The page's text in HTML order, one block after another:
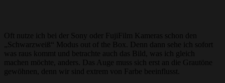
Oft nutze ich bei der Sony oder FujiFilm Kameras schon den
„Schwarzweiß“ Modus out of the Box. Denn dann sehe ich sofort
was raus kommt und betrachte auch das Bild, was ich gleich
machen möchte, anders. Das Auge muss sich erst an die Grautöne
gewöhnen, denn wir sind extrem von Farbe beeinflusst.